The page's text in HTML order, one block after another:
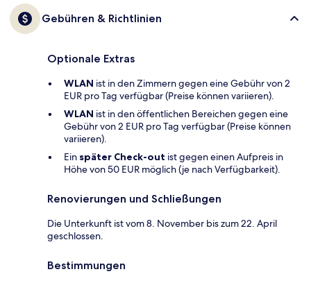
Gebühren & Richtlinien
Optionale Extras
WLAN ist in den Zimmern gegen eine Gebühr von 2
EUR pro Tag verfügbar (Preise können variieren).
WLAN ist in den öffentlichen Bereichen gegen eine
Gebühr von 2 EUR pro Tag verfügbar (Preise können
variieren).
Ein später Check-out ist gegen einen Aufpreis in
Höhe von 50 EUR möglich (je nach Verfügbarkeit).
Renovierungen und Schließungen
Die Unterkunft ist vom 8. November bis zum 22. April
geschlossen.
Bestimmungen